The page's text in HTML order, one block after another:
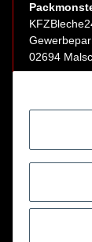
02694
Abholungen
E-Mail: